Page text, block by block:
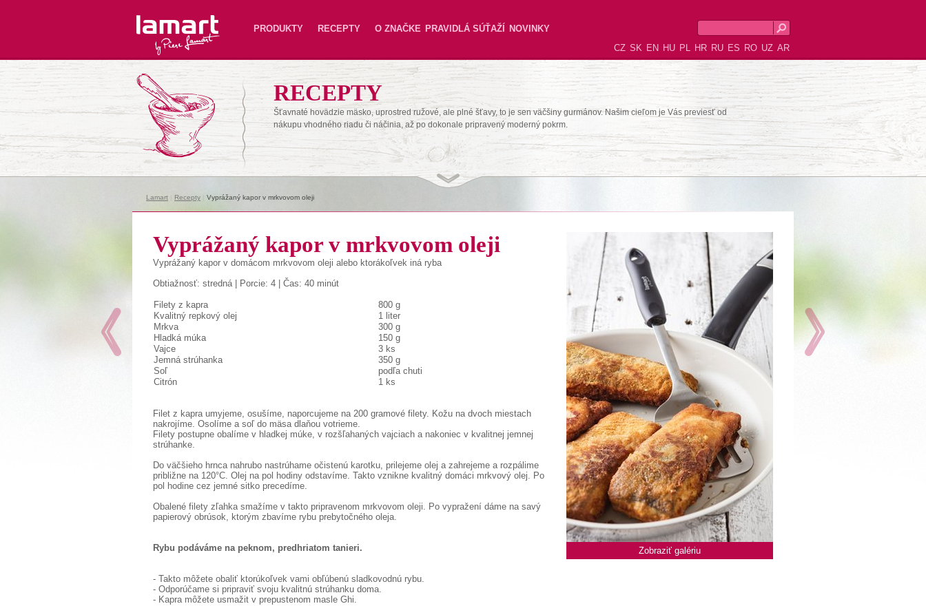
Lamart PRODUKTY RECEPTY O ZNAČKE PRAVIDLÁ SÚŤAŽÍ
NOVINKY
CZ SK EN HU PL HR RU ES RO UZ AR
RECEPTY
Šťavnaté hovädzie mäsko, uprostred ružové, ale plné šťavy, to je sen väčšiny gurmánov. Našim cieľom je Vás previesť od
nákupu vhodného riadu či náčinia, až po dokonale pripravený moderný pokrm.
Lamart Recepty Vyprážaný kapor v mrkvovom oleji
Zobraziť galériu
Vyprážaný kapor v mrkvovom oleji
Vyprážaný kapor v domácom mrkvovom oleji alebo ktorákoľvek iná ryba
Obtiažnosť: stredná | Porcie: 4 | Čas: 40 minút
Filety z kapra
800 g
Kvalitný repkový olej
1 liter
Mrkva
300 g
Hladká múka
150 g
Vajce
3 ks
Jemná strúhanka
350 g
Soľ
podľa chuti
Citrón
1 ks
Filet z kapra umyjeme, osušíme, naporcujeme na 200 gramové filety. Kožu na dvoch miestach
nakrojíme. Osolíme a soľ do mäsa dlaňou votrieme.
Filety postupne obalíme v hladkej múke, v rozšľahaných vajciach a nakoniec v kvalitnej jemnej
strúhanke.
Do väčšieho hrnca nahrubo nastrúhame očistenú karotku, prilejeme olej a zahrejeme a rozpálime
približne na 120°C. Olej na pol hodiny odstavíme. Takto vznikne kvalitný domáci mrkvový olej. Po
pol hodine cez jemné sitko precedíme.
Obalené filety zľahka smažíme v takto pripravenom mrkvovom oleji. Po vypražení dáme na savý
papierový obrúsok, ktorým zbavíme rybu prebytočného oleja.
Rybu podáváme na peknom, predhriatom tanieri.
- Takto môžete obaliť ktorúkoľvek vami obľúbenú sladkovodnú rybu.
- Odporúčame si pripraviť svoju kvalitnú strúhanku doma.
- Kapra môžete usmažit v prepustenom masle Ghi.